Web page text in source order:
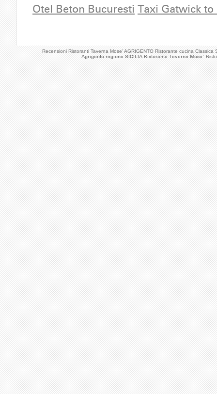
Recensioni Ristoranti Taverna Mose' AGRIGENTO Ristorante cucina Classica
Agrigento regione SICILIA Ristorante Taverna Mose'
Otel Beton Bucuresti Taxi Gatwick to